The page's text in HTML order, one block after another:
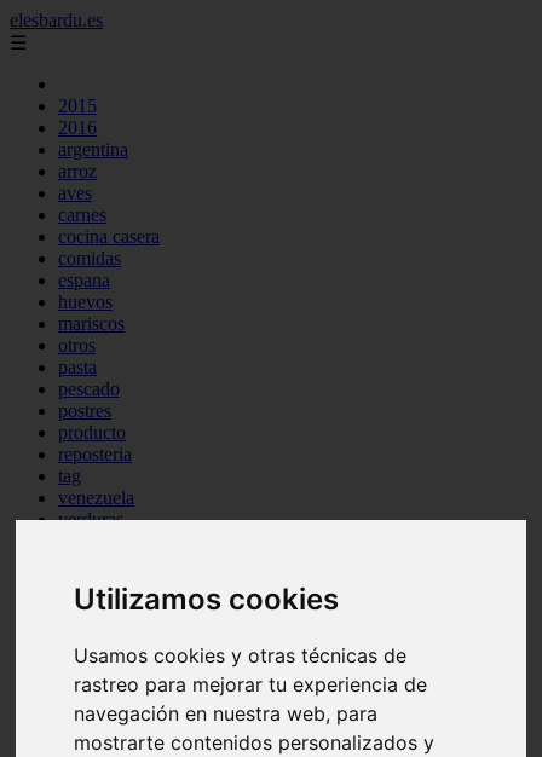
Utilizamos cookies
Usamos cookies y otras técnicas de
rastreo para mejorar tu experiencia de
navegación en nuestra web, para
mostrarte contenidos personalizados y
elesbardu.es
☰
2015
2016
argentina
arroz
aves
carnes
cocina casera
comidas
espana
huevos
mariscos
otros
pasta
pescado
postres
producto
reposteria
tag
venezuela
verduras
Teruel - sarrión
Cádiz - algodonales
Madrid - madrid
Asturias - oviedo
Cádiz - el-puerto-de-santa-maría
Asturias - aller